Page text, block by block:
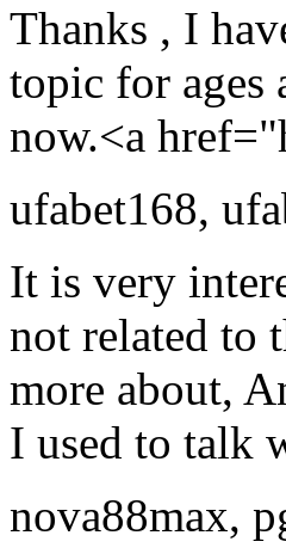
Thanks , I
topic for ages
now.<a
ufabet168,
It is very
not related to
more about,
I used to talk
nova88max,